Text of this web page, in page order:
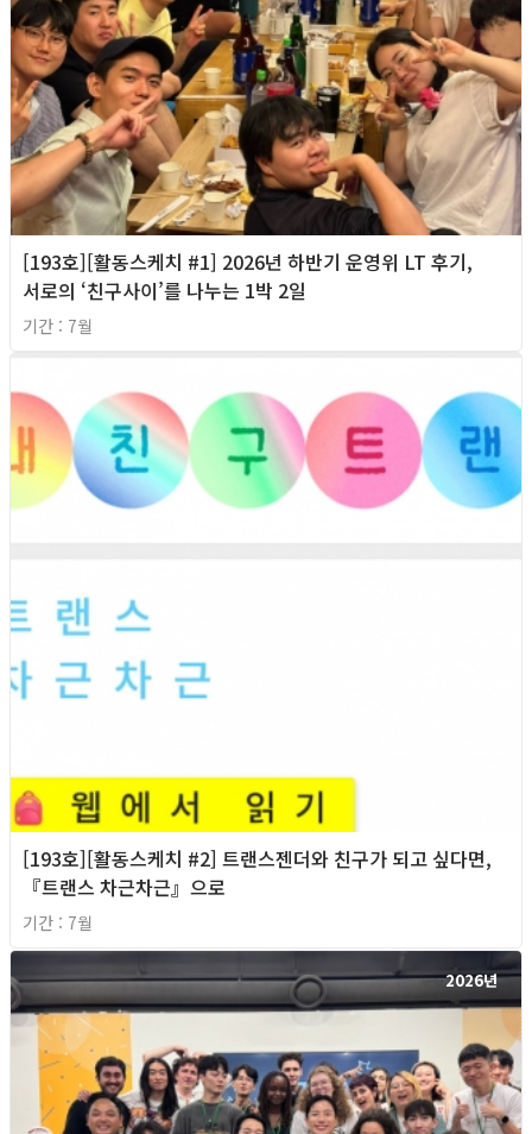
[193호][활동스케치 #1] 2026년 하반기 운영위 LT 후기,
서로의 ‘친구사이’를 나누는 1박 2일
기간 : 7월
[193호][활동스케치 #2] 트랜스젠더와 친구가 되고 싶다면,
『트랜스 차근차근』으로
기간 : 7월
2026년